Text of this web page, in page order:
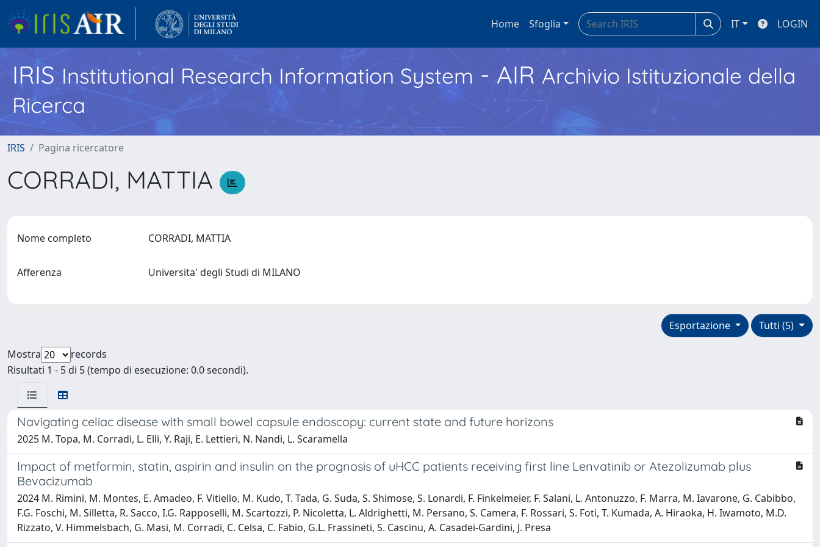
Home Sfoglia IT LOGIN
IRISInstitutional Research Information System - AIR Archivio Istituzionale della
Ricerca
IRIS Pagina ricercatore
CORRADI, MATTIA
Nome completo CORRADI, MATTIA
Afferenza Universita' degli Studi di MILANO
Tutti (5)
Esportazione
Mostra
records
Risultati 1 - 5 di 5 (tempo di esecuzione: 0.0 secondi).
Navigating celiac disease with small bowel capsule endoscopy: current state and future horizons
2025 M. Topa, M. Corradi, L. Elli, Y. Raji, E. Lettieri, N. Nandi, L. Scaramella
Impact of metformin, statin, aspirin and insulin on the prognosis of uHCC patients receiving first line Lenvatinib or Atezolizumab plus
Bevacizumab
2024 M. Rimini, M. Montes, E. Amadeo, F. Vitiello, M. Kudo, T. Tada, G. Suda, S. Shimose, S. Lonardi, F. Finkelmeier, F. Salani, L. Antonuzzo, F. Marra, M. Iavarone, G. Cabibbo,
F.G. Foschi, M. Silletta, R. Sacco, I.G. Rapposelli, M. Scartozzi, P. Nicoletta, L. Aldrighetti, M. Persano, S. Camera, F. Rossari, S. Foti, T. Kumada, A. Hiraoka, H. Iwamoto, M.D.
Rizzato, V. Himmelsbach, G. Masi, M. Corradi, C. Celsa, C. Fabio, G.L. Frassineti, S. Cascinu, A. Casadei-Gardini, J. Presa